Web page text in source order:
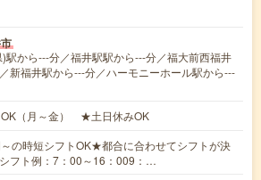
駅から---分／福井駅駅から---分／福大前西福井
新福井駅から---分／ハーモニーホール駅から---
OK（月～金） ★土日休みOK
の時短シフトOK★都合に合わせてシフトが決
フト例：7：00～16：009：…